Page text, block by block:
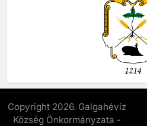
Copyright 2026. Galgahévíz
Község Önkormányzata -